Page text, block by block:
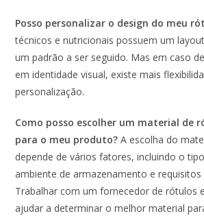
Posso personalizar o design do meu
técnicos e nutricionais possuem um
um padrão a ser seguido. Mas em caso
em identidade visual, existe mais
personalização.
Como posso escolher um material de
para o meu produto?A escolha do
depende de vários fatores, incluindo o
ambiente de armazenamento e requisitos
Trabalhar com um fornecedor de rótulos
ajudar a determinar o melhor material